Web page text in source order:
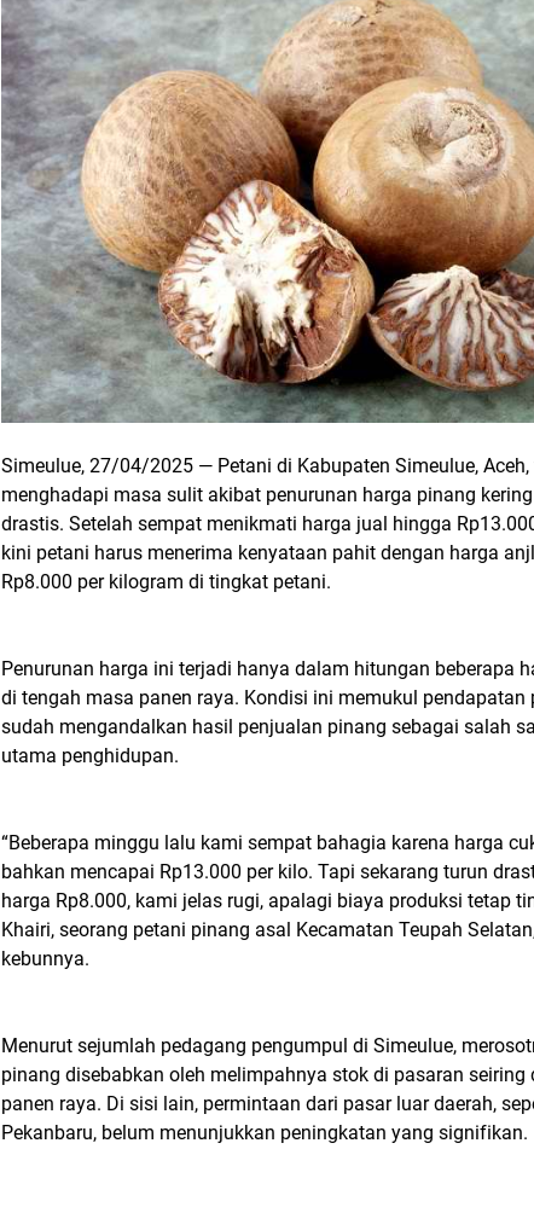
Simeulue, 27/04/2025 — Petani di Kabupaten Simeulue, Aceh,
menghadapi masa sulit akibat penurunan harga pinang
drastis. Setelah sempat menikmati harga jual hingga
kini petani harus menerima kenyataan pahit dengan harga
Rp8.000 per kilogram di tingkat petani.
Penurunan harga ini terjadi hanya dalam hitungan beberapa
di tengah masa panen raya. Kondisi ini memukul pendapatan
sudah mengandalkan hasil penjualan pinang sebagai salah
utama penghidupan.
“Beberapa minggu lalu kami sempat bahagia karena harga
bahkan mencapai Rp13.000 per kilo. Tapi sekarang turun
harga Rp8.000, kami jelas rugi, apalagi biaya produksi tetap
Khairi, seorang petani pinang asal Kecamatan Teupah
kebunnya.
Menurut sejumlah pedagang pengumpul di Simeulue,
pinang disebabkan oleh melimpahnya stok di pasaran seiring
panen raya. Di sisi lain, permintaan dari pasar luar daerah,
Pekanbaru, belum menunjukkan peningkatan yang signifikan.